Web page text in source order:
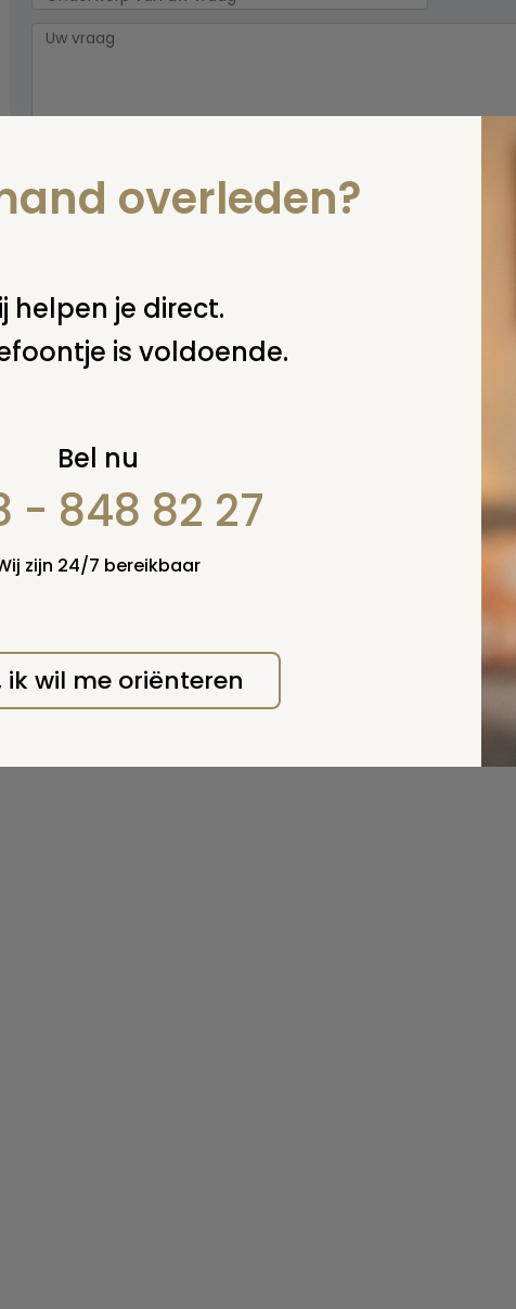
Wel verplicht, maar
wordt niet gepubliceerd.
overleden?
helpen je direct.
is voldoende.
Bel nu
- 848 82 27
zijn 24/7 bereikbaar
ik wil me oriënteren